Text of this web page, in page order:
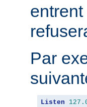
Par
Listen